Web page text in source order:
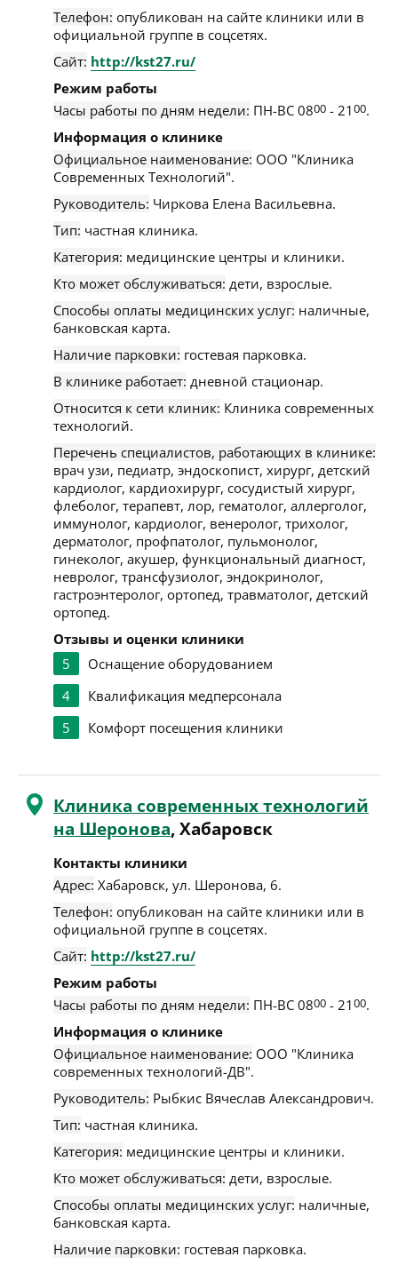
Телефон: опубликован на сайте клиники или в
официальной группе в соцсетях.
Сайт: http://kst27.ru/
Режим работы
Часы работы по дням недели: ПН-ВС 0800 - 2100.
Информация о клинике
Официальное наименование: ООО "Клиника
Современных Технологий".
Руководитель: Чиркова Елена Васильевна.
Тип: частная клиника.
Категория: медицинские центры и клиники.
Кто может обслуживаться: дети, взрослые.
Способы оплаты медицинских услуг: наличные,
банковская карта.
Наличие парковки: гостевая парковка.
В клинике работает: дневной стационар.
Относится к сети клиник: Клиника современных
технологий.
Перечень специалистов, работающих в клинике:
врач узи, педиатр, эндоскопист, хирург, детский
кардиолог, кардиохирург, сосудистый хирург,
флеболог, терапевт, лор, гематолог, аллерголог,
иммунолог, кардиолог, венеролог, трихолог,
дерматолог, профпатолог, пульмонолог,
гинеколог, акушер, функциональный диагност,
невролог, трансфузиолог, эндокринолог,
гастроэнтеролог, ортопед, травматолог, детский
ортопед.
Отзывы и оценки клиники
5
Оснащение оборудованием
4
Квалификация медперсонала
5
Комфорт посещения клиники
Клиника современных технологий
на Шеронова, Хабаровск
Контакты клиники
Адрес: Хабаровск, ул. Шеронова, 6.
Телефон: опубликован на сайте клиники или в
официальной группе в соцсетях.
Сайт: http://kst27.ru/
Режим работы
Часы работы по дням недели: ПН-ВС 0800 - 2100.
Информация о клинике
Официальное наименование: ООО "Клиника
современных технологий-ДВ".
Руководитель: Рыбкис Вячеслав Александрович.
Тип: частная клиника.
Категория: медицинские центры и клиники.
Кто может обслуживаться: дети, взрослые.
Способы оплаты медицинских услуг: наличные,
банковская карта.
Наличие парковки: гостевая парковка.